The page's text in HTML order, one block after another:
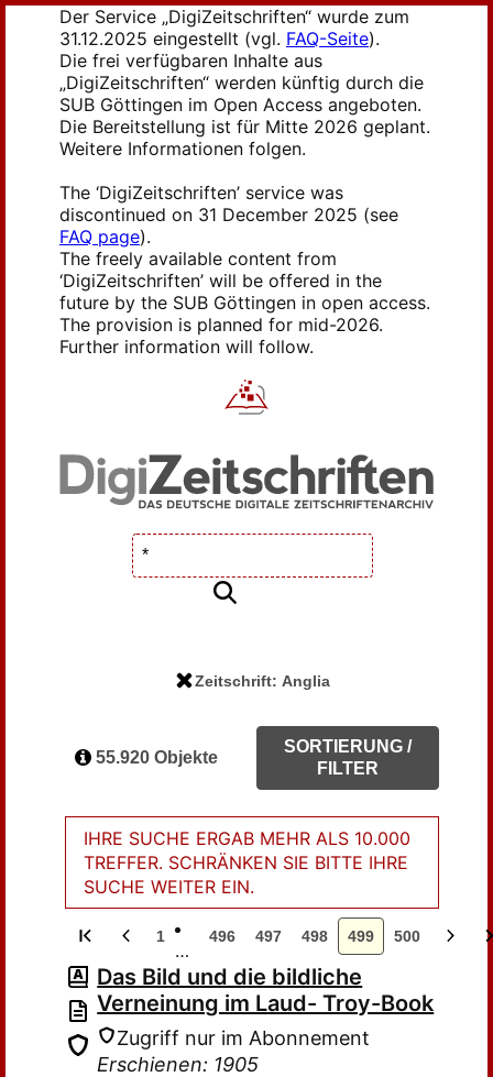
Der Service „DigiZeitschriften“ wurde zum
31.12.2025 eingestellt (vgl. FAQ-Seite).
Die frei verfügbaren Inhalte aus
„DigiZeitschriften“ werden künftig durch die
SUB Göttingen im Open Access angeboten.
Die Bereitstellung ist für Mitte 2026 geplant.
Weitere Informationen folgen.
The ‘DigiZeitschriften’ service was
discontinued on 31 December 2025 (see
FAQ page).
The freely available content from
‘DigiZeitschriften’ will be offered in the
future by the SUB Göttingen in open access.
The provision is planned for mid-2026.
Further information will follow.
Zeitschrift: Anglia
55.920 Objekte
SORTIERUNG /
FILTER
IHRE SUCHE ERGAB MEHR ALS 10.000
TREFFER. SCHRÄNKEN SIE BITTE IHRE
SUCHE WEITER EIN.
1
…
496 497 498 499 500
Das Bild und die bildliche
Verneinung im Laud- Troy-Book
Zugriff nur im Abonnement
Erschienen: 1905